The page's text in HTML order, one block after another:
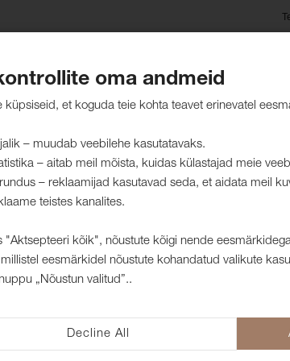
Hooldusjuhised Jätkusuutlikkus
CASINO on
rikkalikes
oma andmeid
küpsiseid, et koguda teie kohta teavet erinevatel
– muudab veebilehe kasutatavaks.
– aitab meil mõista, kuidas külastajad meie
– reklaamijad kasutavad seda, et aidata meil
teistes kanalites.
"Aktsepteeri kõik", nõustute kõigi nende
eesmärkidel nõustute kohandatud valikute
„Nõustun valitud”..
Decline All